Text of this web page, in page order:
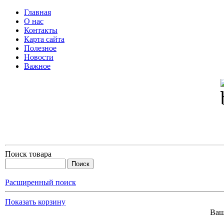
Главная
О нас
Контакты
Карта сайта
Полезное
Новости
Важное
Поиск товара
Расширенный поиск
Показать корзину